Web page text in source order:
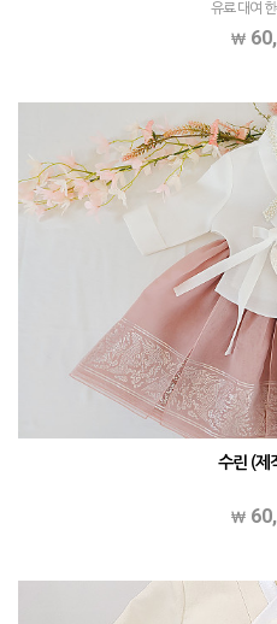
유료 대여
수린 (제